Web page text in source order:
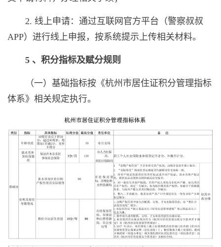
2. 线上申请：通过互联网官方平台（警察叔叔
APP）进行线上申报，按系统提示上传相关材料。
5 、积分指标及赋分规则
（一）基础指标按《杭州市居住证积分管理指标
体系》相关规定执行。